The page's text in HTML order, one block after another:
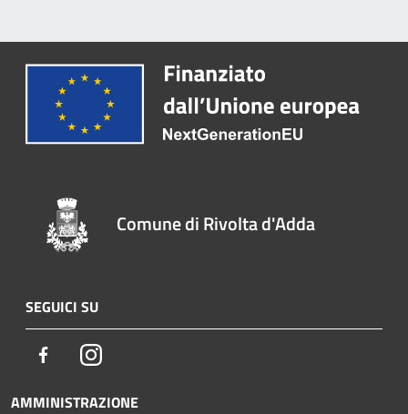
Comune di Rivolta d'Adda
SEGUICI SU
FacebookInstagram
AMMINISTRAZIONE